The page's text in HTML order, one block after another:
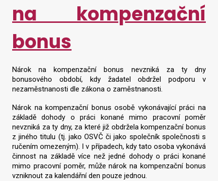
na kompenzační
bonus
Nárok na kompenzační bonus nevzniká za ty dny
bonusového období, kdy žadatel obdržel podporu v
nezaměstnanosti dle zákona o zaměstnanosti.
Nárok na kompenzační bonus osobě vykonávající práci na
základě dohody o práci konané mimo pracovní poměr
nevzniká za ty dny, za které již obdržela kompenzační bonus
z jiného titulu (tj. jako OSVČ či jako společník společnosti s
ručením omezeným). I v případech, kdy tato osoba vykonává
činnost na základě více než jedné dohody o práci konané
mimo pracovní poměr, může nárok na kompenzační bonus
vzniknout za kalendářní den pouze jednou.